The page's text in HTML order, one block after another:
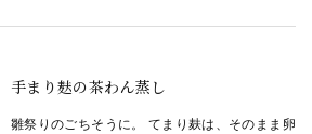
手まり麸の茶わん蒸し
雛祭りのごちそうに。 てまり麸は、そのまま卵